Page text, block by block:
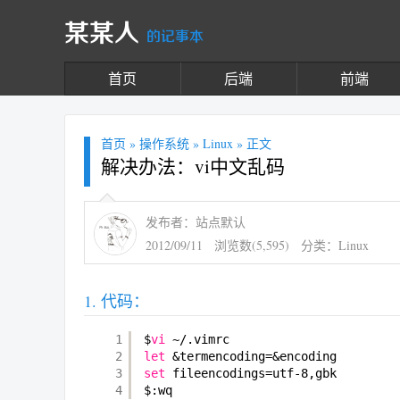
某某人 的记事本
首页 后端 前端
首页 » 操作系统 » Linux » 正文
解决办法：vi中文乱码
发布者：站点默认
2012/09/11
浏览数(5,595) 分类： Linux
代码：
1
2
3
4
$vi
~/.vimrc
let &termencoding=&encoding
set
fileencodings=utf-8,gbk
$:wq